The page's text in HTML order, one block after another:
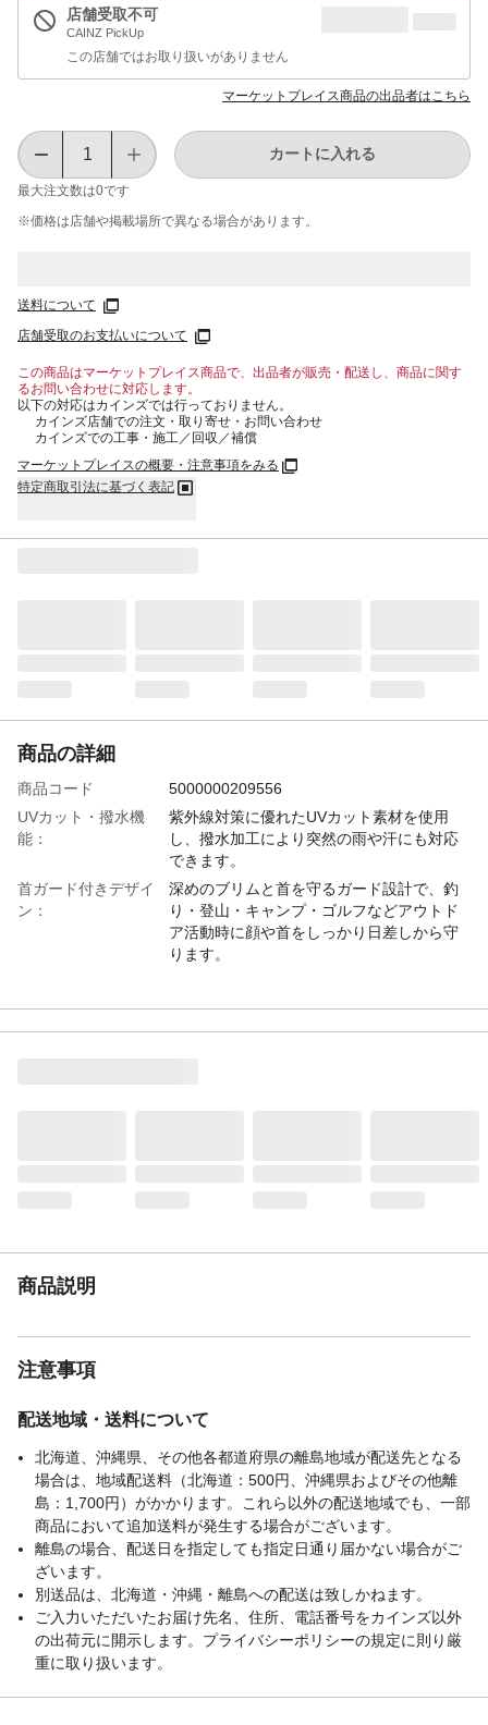
店舗受取不可
CAINZ PickUp
この店舗ではお取り扱いがありません
マーケットプレイス商品の出品者はこちら
最大注文数は0です
カートに入れる
※価格は​店舗や​掲載場所で​異なる​場合が​あります。
送料について
店舗受取のお支払いについて
この商品はマーケットプレイス商品で、出品者が販売・配送し、商品に関す
るお問い合わせに対応します。
以下の対応はカインズでは行っておりません。
カインズ店舗での注文・取り寄せ・お問い合わせ
カインズでの工事・施工／回収／補償
マーケットプレイスの概要・注意事項をみる
特定商取引法に基づく表記
商品の詳細
商品コード
5000000209556
UVカット・撥水機
能：
紫外線対策に優れたUVカット素材を使用
し、撥水加工により突然の雨や汗にも対応
できます。
首ガード付きデザイ
ン：
深めのブリムと首を守るガード設計で、釣
り・登山・キャンプ・ゴルフなどアウトド
ア活動時に顔や首をしっかり日差しから守
ります。
商品説明
注意事項
配送地域・送料について
北海道、沖縄県、その他各都道府県の離島地域が配送先となる
場合は、地域配送料（北海道：500円、沖縄県およびその他離
島：1,700円）がかかります。これら以外の配送地域でも、一部
商品において追加送料が発生する場合がございます。
離島の場合、配送日を指定しても指定日通り届かない場合がご
ざいます。
別送品は、北海道・沖縄・離島への配送は致しかねます。
ご入力いただいたお届け先名、住所、電話番号をカインズ以外
の出荷元に開示します。プライバシーポリシーの規定に則り厳
重に取り扱います。